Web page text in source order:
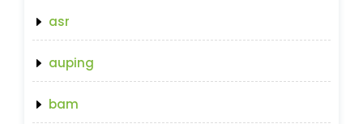
asr
auping
bam